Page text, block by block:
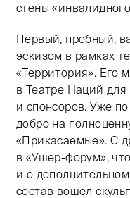
стены
Первый, пробный,
эскизом в рамках
«Территория». Его
в Театре Наций для
и спонсоров. Уже
добро на
«Прикасаемые». С
в «Ушер-форум»,
и о
состав вошел